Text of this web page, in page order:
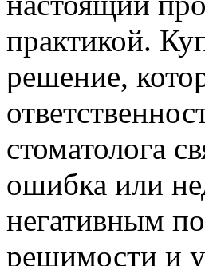
практикой.
решение,
стоматолога
ошибка или
негативным
решимости и